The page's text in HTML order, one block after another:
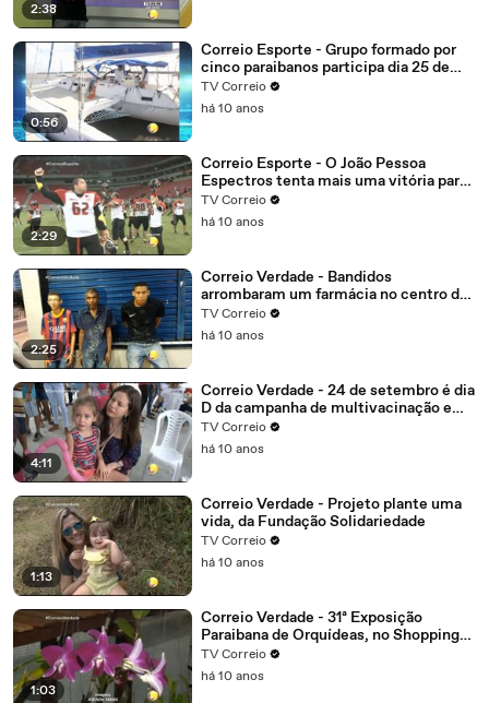
2:38
0:56
Correio Esporte - Grupo formado por
cinco paraibanos participa dia 25 de
setembro da edição 2016 da regata
refeno, considerada uma das maiores
TV Correio
há 10 anos
2:29
Correio Esporte - O João Pessoa
Espectros tenta mais uma vitória para
garantir vantagem
TV Correio
há 10 anos
2:25
Correio Verdade - Bandidos
arrombaram um farmácia no centro de
Campina Grande, o alarme disparou
eles não tiveram tempo de correr e
TV Correio
há 10 anos
4:11
Correio Verdade - 24 de setembro é dia
D da campanha de multivacinação em
João Pessoa
TV Correio
há 10 anos
1:13
Correio Verdade - Projeto plante uma
vida, da Fundação Solidariedade
TV Correio
há 10 anos
1:03
Correio Verdade - 31ª Exposição
Paraibana de Orquídeas, no Shopping
Tambiá
TV Correio
há 10 anos